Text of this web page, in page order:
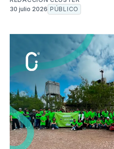
30 julio 2026 PÚBLICO